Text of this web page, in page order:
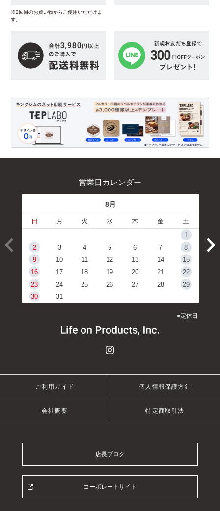
※2回目のお買い物からご使用いただけま
す。
営業日カレンダー
8月
日 月 火 水 木 金
土
1
2
3 4 5 6 7
8
9
10 11 12 13 14
15
16
17 18 19 20 21
22
23
24 25 26 27 28
29
30
31
●定休日
ご利用ガイド 個人情報保護方針
会社概要 特定商取引法
店長ブログ
コーポレートサイト